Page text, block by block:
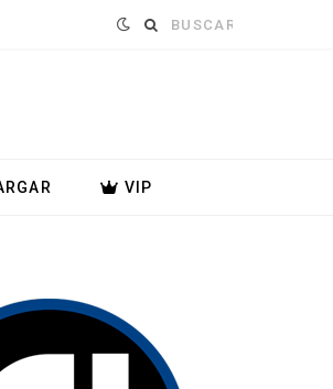
Buscar:
VIP